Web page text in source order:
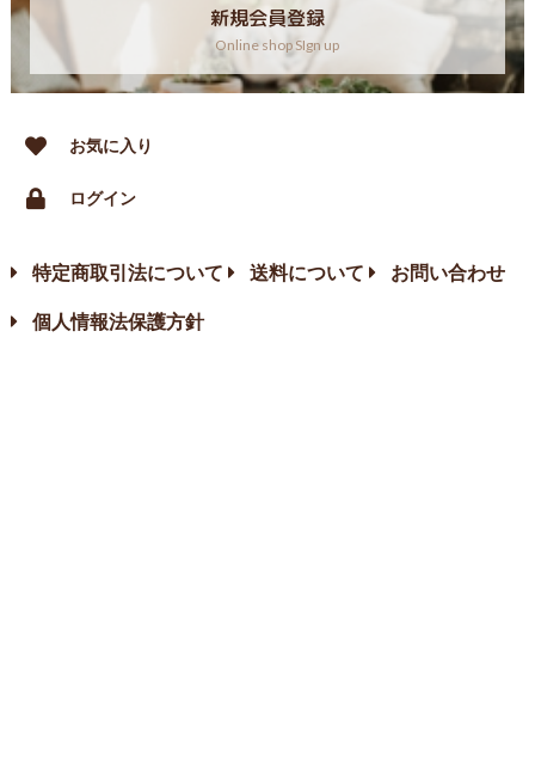
新規会員登録
Online shop SIgn up
お気に入り
ログイン
特定商取引法について 送料について お問い合わせ
個人情報法保護方針